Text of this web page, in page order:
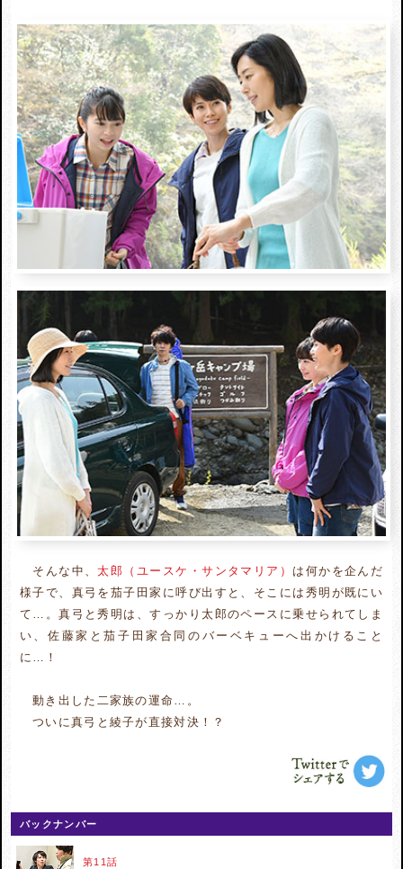
そんな中、太郎（ユースケ・サンタマリア） は何かを企んだ
様子で、真弓を茄子田家に呼び出すと、そこには秀明が既にい
て…。真弓と秀明は、すっかり太郎のペースに乗せられてしま
い、佐藤家と茄子田家合同のバーベキューへ出かけること
に…！
動き出した二家族の運命…。
ついに真弓と綾子が直接対決！？
バックナンバー
第11話